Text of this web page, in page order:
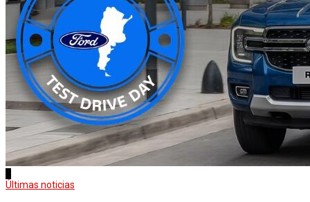
Últimas noticias